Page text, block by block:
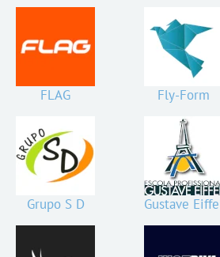
FLAG Fly-Form
Grupo S D Gustave